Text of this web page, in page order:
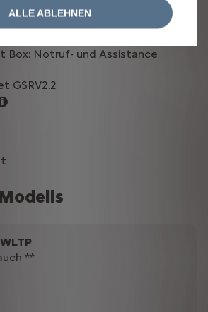
Box: Notruf- und Assistance
GSRV2.2
**
ALLE ABLEHNEN